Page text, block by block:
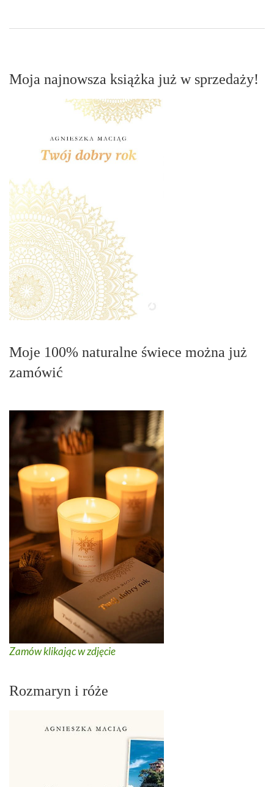
Moja najnowsza książka już w sprzedaży!
Moje 100% naturalne świece można już
zamówić
Zamów klikając w zdjęcie
Rozmaryn i róże